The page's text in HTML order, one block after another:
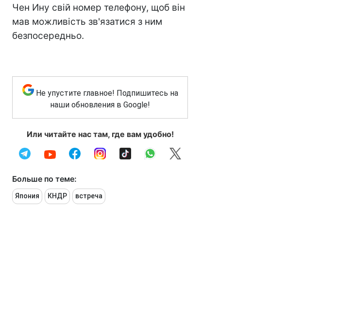
Чен Ину свій номер телефону, щоб він
мав можливість зв'язатися з ним
безпосередньо.
Не упустите главное! Подпишитесь на
наши обновления в Google!
Или читайте нас там, где вам удобно!
Больше по теме:
Япония КНДР встреча